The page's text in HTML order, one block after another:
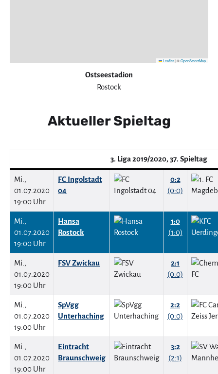
Leaflet|©OpenStreetMap
Ostseestadion
Rostock
Aktueller Spieltag
3. Liga 2019/2020, 37. Spieltag
Mi.,
01.07.2020
19:00 Uhr
FC Ingolstadt
04
0:2
(0:0)
Mi.,
01.07.2020
19:00 Uhr
Hansa
Rostock
1:0
(1:0)
Mi.,
01.07.2020
19:00 Uhr
FSV Zwickau
2:1
(0:0)
Mi.,
01.07.2020
19:00 Uhr
SpVgg
Unterhaching
2:2
(0:0)
Mi.,
01.07.2020
19:00 Uhr
Eintracht
Braunschweig
3:2
(2:1)